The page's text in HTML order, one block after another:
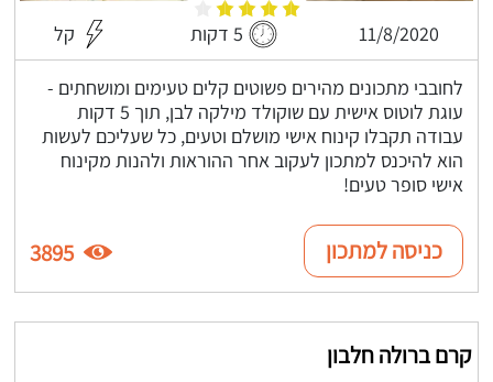
11/8/2020 5 דקות קל
לחובבי מתכונים מהירים פשוטים קלים טעימים ומושחתים -
עוגת לוטוס אישית עם שוקולד מילקה לבן, תוך 5 דקות
עבודה תקבלו קינוח אישי מושלם וטעים, כל שעליכם לעשות
הוא להיכנס למתכון לעקוב אחר ההוראות ולהנות מקינוח
אישי סופר טעים!
כניסה למתכון 3895
קרם ברולה חלבון